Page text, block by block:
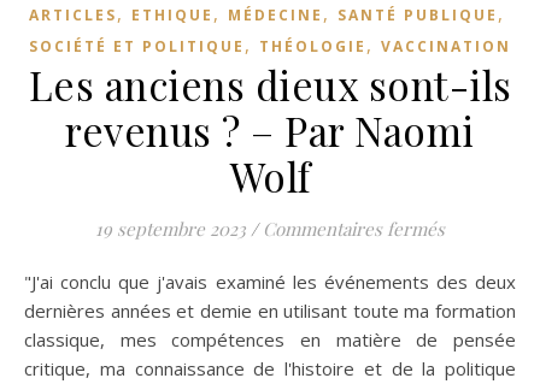
ARTICLES, ETHIQUE , MÉDECINE , SANTÉ PUBLIQUE ,
SOCIÉTÉ ET POLITIQUE , THÉOLOGIE , VACCINATION
Les anciens dieux sont-ils
revenus ? – Par Naomi
Wolf
19 septembre 2023 / Commentaires ferméssur Les
"J'ai conclu que j'avais examiné les événements des deux
dernières années et demie en utilisant toute ma formation
classique, mes compétences en matière de pensée
critique, ma connaissance de l'histoire et de la politique